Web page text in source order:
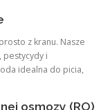
z kranu. Nasze
i
idealna do picia,
osmozy (RO)